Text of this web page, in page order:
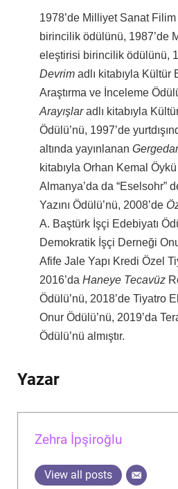
1978’de Milliyet Sanat Filim
birincilik ödülünü, 1987’de
eleştirisi birincilik ödülünü,
Devrimadlı kitabıyla Kültür
Araştırma ve İnceleme
Ara­yışl­aradlı kitabıyla
Ödülü’nü, 1997’de
altında yayınlanan
kitabıyla Orhan Kemal Öykü
Almanya’da da “Eselsohr”
Yazını Ödülü’nü, 2008’de
A. Baştürk İşçi Edebiyatı
Demokratik İşçi Derneği
Afife Jale Yapı Kredi Özel
2016’da Ha­ne­ye ­Te­ca­vüz ­
Ödülü’nü, 2018’de Tiyatro
Onur Ödülü’nü, 2019’da
Ödülü’nü almıştır.
Yazar
Zehra İpşiroğlu
View all posts